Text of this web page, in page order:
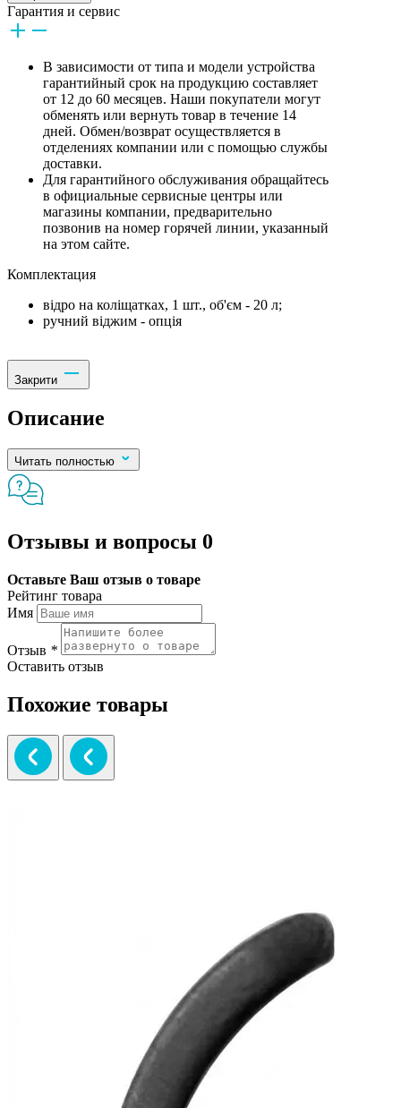
Гарантия и сервис
В зависимости от типа и модели устройства
гарантийный срок на продукцию составляет
от 12 до 60 месяцев. Наши покупатели могут
обменять или вернуть товар в течение 14
дней. Обмен/возврат осуществляется в
отделениях компании или с помощью службы
доставки.
Для гарантийного обслуживания обращайтесь
в официальные сервисные центры или
магазины компании, предварительно
позвонив на номер горячей линии, указанный
на этом сайте.
Комплектация
відро на коліщатках, 1 шт., об'єм - 20 л;
ручний віджим - опція
Закрити
Описание
Читать полностью
Отзывы и вопросы 0
Оставьте Ваш отзыв о товаре
Рейтинг товара
Имя
Отзыв *
Оставить отзыв
Похожие товары